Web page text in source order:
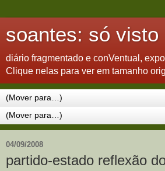
soantes: só visto
diário fragmentado e conVentual,
Clique nelas para ver em tamanho
04/09/2008
partido-estado reflexão